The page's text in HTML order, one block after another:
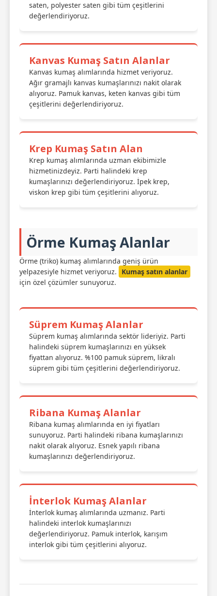
saten, polyester saten gibi tüm çeşitlerini
değerlendiriyoruz.
Kanvas Kumaş Satın Alanlar
Kanvas kumaş alımlarında hizmet veriyoruz.
Ağır gramajlı kanvas kumaşlarınızı nakit olarak
alıyoruz. Pamuk kanvas, keten kanvas gibi tüm
çeşitlerini değerlendiriyoruz.
Krep Kumaş Satın Alan
Krep kumaş alımlarında uzman ekibimizle
hizmetinizdeyiz. Parti halindeki krep
kumaşlarınızı değerlendiriyoruz. İpek krep,
viskon krep gibi tüm çeşitlerini alıyoruz.
Örme Kumaş Alanlar
Örme (triko) kumaş alımlarında geniş ürün
yelpazesiyle hizmet veriyoruz.
Kumaş satın alanlar
için özel çözümler sunuyoruz.
Süprem Kumaş Alanlar
Süprem kumaş alımlarında sektör lideriyiz. Parti
halindeki süprem kumaşlarınızı en yüksek
fiyattan alıyoruz. %100 pamuk süprem, likralı
süprem gibi tüm çeşitlerini değerlendiriyoruz.
Ribana Kumaş Alanlar
Ribana kumaş alımlarında en iyi fiyatları
sunuyoruz. Parti halindeki ribana kumaşlarınızı
nakit olarak alıyoruz. Esnek yapılı ribana
kumaşlarınızı değerlendiriyoruz.
İnterlok Kumaş Alanlar
İnterlok kumaş alımlarında uzmanız. Parti
halindeki interlok kumaşlarınızı
değerlendiriyoruz. Pamuk interlok, karışım
interlok gibi tüm çeşitlerini alıyoruz.